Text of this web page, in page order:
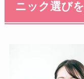
ニック選びを